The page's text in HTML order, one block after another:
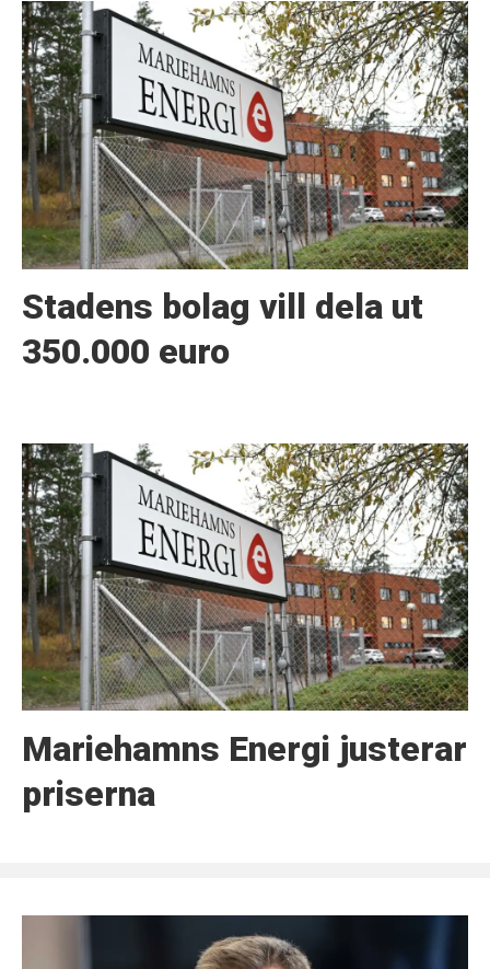
Stadens bolag vill dela ut
350.000 euro
Mariehamns Energi justerar
priserna